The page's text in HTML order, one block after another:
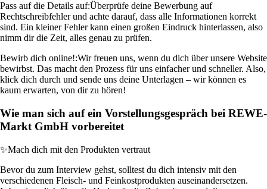
Pass auf die Details auf:Überprüfe deine Bewerbung auf
Rechtschreibfehler und achte darauf, dass alle Informationen korrekt
sind. Ein kleiner Fehler kann einen großen Eindruck hinterlassen, also
nimm dir die Zeit, alles genau zu prüfen.
Bewirb dich online!:Wir freuen uns, wenn du dich über unsere Website
bewirbst. Das macht den Prozess für uns einfacher und schneller. Also,
klick dich durch und sende uns deine Unterlagen – wir können es
kaum erwarten, von dir zu hören!
Wie man sich auf ein Vorstellungsgespräch bei REWE-
Markt GmbH vorbereitet
✨Mach dich mit den Produkten vertraut
Bevor du zum Interview gehst, solltest du dich intensiv mit den
verschiedenen Fleisch- und Feinkostprodukten auseinandersetzen.